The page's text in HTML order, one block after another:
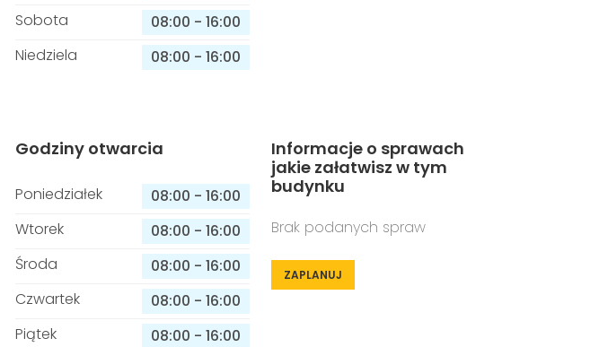
Sobota
08:00 - 16:00
Niedziela
08:00 - 16:00
Godziny otwarcia
Poniedziałek 08:00 - 16:00
Wtorek
08:00 - 16:00
Środa
08:00 - 16:00
Czwartek
08:00 - 16:00
Piątek
08:00 - 16:00
Informacje o sprawach
jakie załatwisz w tym
budynku
Brak podanych spraw
ZAPLANUJ